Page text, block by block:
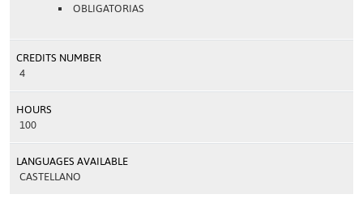
OBLIGATORIAS
CREDITS NUMBER
4
HOURS
100
LANGUAGES AVAILABLE
CASTELLANO